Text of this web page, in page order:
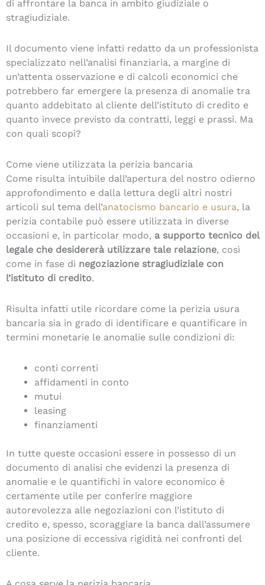
di affrontare la banca in ambito giudiziale o
stragiudiziale.
Il documento viene infatti redatto da un professionista
specializzato nell’analisi finanziaria, a margine di
un’attenta osservazione e di calcoli economici che
potrebbero far emergere la presenza di anomalie tra
quanto addebitato al cliente dell’istituto di credito e
quanto invece previsto da contratti, leggi e prassi. Ma
con quali scopi?
Come viene utilizzata la perizia bancaria
Come risulta intuibile dall’apertura del nostro odierno
approfondimento e dalla lettura degli altri nostri
articoli sul tema dell’anatocismo bancario e usura, la
perizia contabile può essere utilizzata in diverse
occasioni e, in particolar modo, a supporto tecnico del
legale che desidererà utilizzare tale relazione, così
come in fase di negoziazione stragiudiziale con
l’istituto di credito.
Risulta infatti utile ricordare come la perizia usura
bancaria sia in grado di identificare e quantificare in
termini monetarie le anomalie sulle condizioni di:
conti correnti
affidamenti in conto
mutui
leasing
finanziamenti
In tutte queste occasioni essere in possesso di un
documento di analisi che evidenzi la presenza di
anomalie e le quantifichi in valore economico è
certamente utile per conferire maggiore
autorevolezza alle negoziazioni con l’istituto di
credito e, spesso, scoraggiare la banca dall’assumere
una posizione di eccessiva rigidità nei confronti del
cliente.